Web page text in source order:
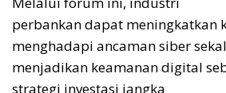
perbankan dapat meningkatkan
menghadapi ancaman siber
menjadikan keamanan digital
strategi investasi jangka